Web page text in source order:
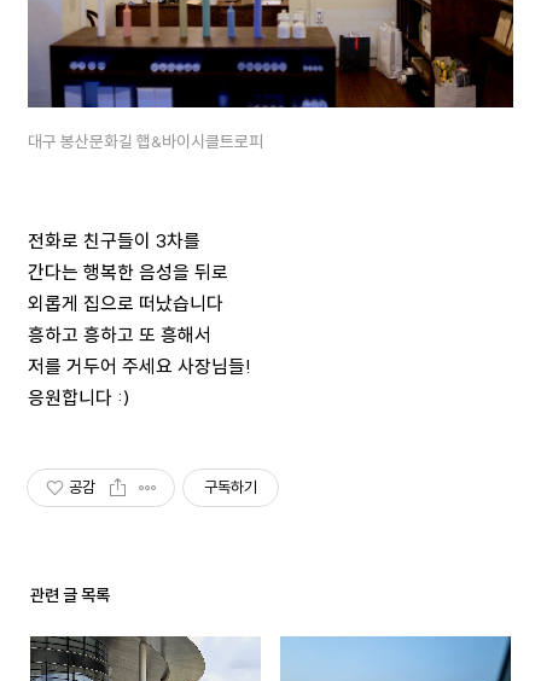
대구 봉산문화길 햅&바이시클트로피
전화로 친구들이 3차를
간다는 행복한 음성을 뒤로
외롭게 집으로 떠났습니다
흥하고 흥하고 또 흥해서
저를 거두어 주세요 사장님들!
응원합니다 :)
공감 구독하기
관련 글 목록